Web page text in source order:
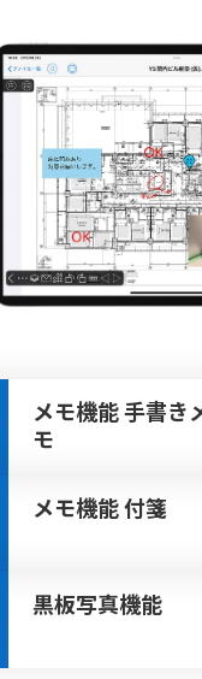
メモ機能 手書き
モ
メモ機能 付箋
黒板写真機能